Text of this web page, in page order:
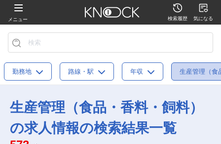
メニュー 検索履歴 気になる
勤務地 路線・駅 年収 生産管理（食
生産管理（食品・香料・飼料）
の求人情報の検索結果一覧